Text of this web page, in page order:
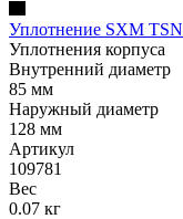
Уплотнение SXM
Уплотнения корпуса
Внутренний диаметр
85 мм
Наружный диаметр
128 мм
Артикул
109781
Вес
0.07 кг